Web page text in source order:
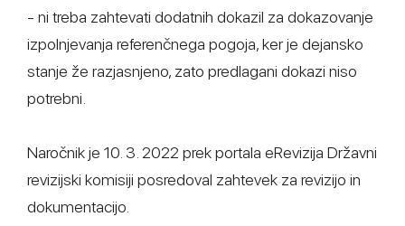
- ni treba zahtevati dodatnih dokazil za dokazovanje
izpolnjevanja referenčnega pogoja, ker je dejansko
stanje že razjasnjeno, zato predlagani dokazi niso
potrebni.
Naročnik je 10. 3. 2022 prek portala eRevizija Državni
revizijski komisiji posredoval zahtevek za revizijo in
dokumentacijo.